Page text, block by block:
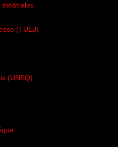
théâtrales
(TUEJ)
(UNEQ)